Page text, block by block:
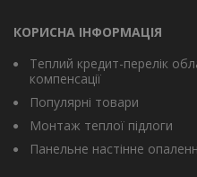
КОРИСНА ІНФОРМАЦІЯ
Теплий кредит-перелік
компенсації
Популярні товари
Монтаж теплої підлоги
Панельне настінне